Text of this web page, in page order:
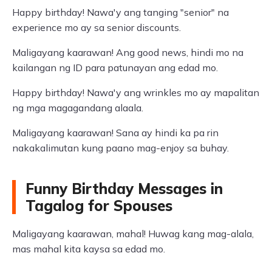
Happy birthday! Nawa'y ang tanging "senior" na
experience mo ay sa senior discounts.
Maligayang kaarawan! Ang good news, hindi mo na
kailangan ng ID para patunayan ang edad mo.
Happy birthday! Nawa'y ang wrinkles mo ay mapalitan
ng mga magagandang alaala.
Maligayang kaarawan! Sana ay hindi ka pa rin
nakakalimutan kung paano mag-enjoy sa buhay.
Funny Birthday Messages in
Tagalog for Spouses
Maligayang kaarawan, mahal! Huwag kang mag-alala,
mas mahal kita kaysa sa edad mo.